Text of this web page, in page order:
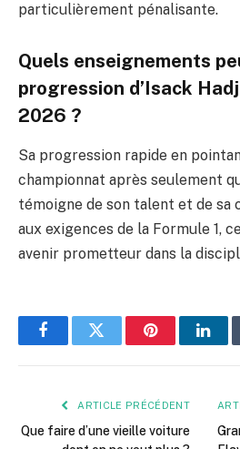
particulièrement pénalisante.
Quels enseignements
progression d’Isack
2026 ?
Sa progression rapide en
championnat après seulement
témoigne de son talent et de sa
aux exigences de la Formule 1,
avenir prometteur dans la
FacebookTwitter Pinterest
ARTICLE PRÉCÉDENT
Que faire d’une vieille voiture